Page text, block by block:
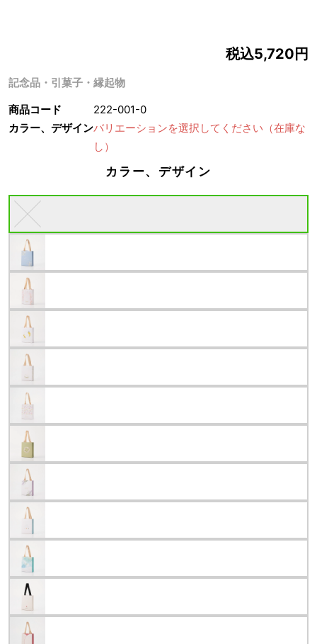
記念品・引菓子・縁起物
税込5,720円
商品コード
222-001-0
カラー、デザインバリエーションを選択してください （在庫な
し）
カラー、デザイン